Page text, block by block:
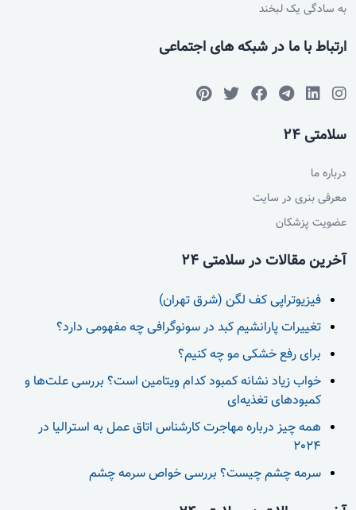
به سادگی یک لبخند
ارتباط با ما در شبکه های اجتماعی
سلامتی 24
درباره ما
معرفی بنری در سایت
عضویت پزشکان
آخرین مقالات در سلامتی 24
فیزیوتراپی کف لگن (شرق تهران)
تغییرات پارانشیم کبد در سونوگرافی چه مفهومی دارد؟
برای رفع خشکی مو چه کنیم؟
خواب زیاد نشانه کمبود کدام ویتامین است؟ بررسی علت‌ها و
کمبودهای تغذیه‌ای
همه چیز درباره مهاجرت کارشناس اتاق عمل به استرالیا در
2024
سرمه چشم چیست؟ بررسی خواص سرمه چشم